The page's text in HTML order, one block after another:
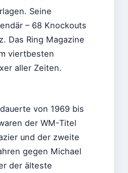
Seine
– 68 Knockouts
Das Ring Magazine
viertbesten
aller Zeiten.
von 1969 bis
der WM-Titel
und der zweite
gegen Michael
der älteste